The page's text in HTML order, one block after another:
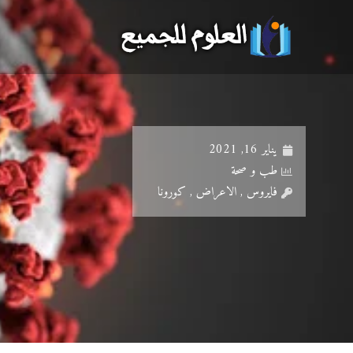
المحتوى
يناير 16, 2021
طب و صحة
فايروس , الاعراض , كورونا